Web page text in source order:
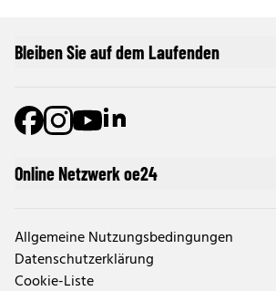
Online Netzwerk oe24
Allgemeine Nutzungsbedingungen
Datenschutzerklärung
Cookie-Liste
Bleiben Sie auf dem Laufenden